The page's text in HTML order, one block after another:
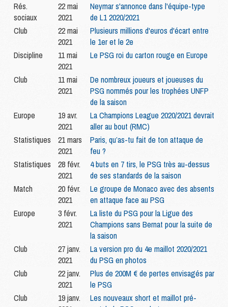
Rés.
sociaux
22 mai
2021
Neymar s'annonce dans l'équipe-type
de L1 2020/2021
Club
22 mai
2021
Plusieurs millions d'euros d'écart entre
le 1er et le 2e
Discipline
11 mai
2021
Le PSG roi du carton rouge en Europe
Club
11 mai
2021
De nombreux joueurs et joueuses du
PSG nommés pour les trophées UNFP
de la saison
Europe
19 avr.
2021
La Champions League 2020/2021 devrait
aller au bout (RMC)
Statistiques
21 mars
2021
Paris, qu’as-tu fait de ton attaque de
feu ?
Statistiques
28 févr.
2021
4 buts en 7 tirs, le PSG très au-dessus
de ses standards de la saison
Match
20 févr.
2021
Le groupe de Monaco avec des absents
en attaque face au PSG
Europe
3 févr.
2021
La liste du PSG pour la Ligue des
Champions sans Bernat pour la suite de
la saison
Club
27 janv.
2021
La version pro du 4e maillot 2020/2021
du PSG en photos
Club
22 janv.
2021
Plus de 200M € de pertes envisagés par
le PSG
Club
19 janv.
Les nouveaux short et maillot pré-